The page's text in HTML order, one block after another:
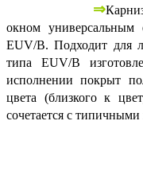
⇒
окном универсальным
EUV/B. Подходит для
типа EUV/B
исполнении покрыт
цвета (близкого к
сочетается с